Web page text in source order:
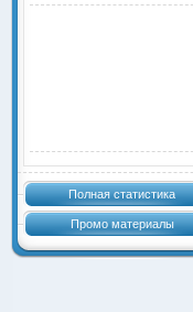
Полная статистика
Промо материалы